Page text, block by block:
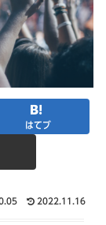
はてブ
2022.11.16